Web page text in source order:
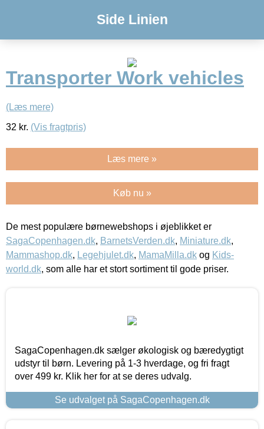
Side Linien
Transporter Work vehicles
(Læs mere)
32 kr. (Vis fragtpris)
Læs mere »
Køb nu »
De mest populære børnewebshops i øjeblikket er
SagaCopenhagen.dk, BarnetsVerden.dk, Miniature.dk,
Mammashop.dk, Legehjulet.dk, MamaMilla.dk og Kids-
world.dk, som alle har et stort sortiment til gode priser.
SagaCopenhagen.dk sælger økologisk og bæredygtigt
udstyr til børn. Levering på 1-3 hverdage, og fri fragt
over 499 kr. Klik her for at se deres udvalg.
Se udvalget på SagaCopenhagen.dk